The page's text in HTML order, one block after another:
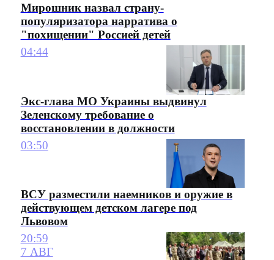
Мирошник назвал страну-
популяризатора нарратива о
"похищении" Россией детей
04:44
Экс-глава МО Украины выдвинул
Зеленскому требование о
восстановлении в должности
03:50
ВСУ разместили наемников и оружие в
действующем детском лагере под
Львовом
20:59
7 АВГ